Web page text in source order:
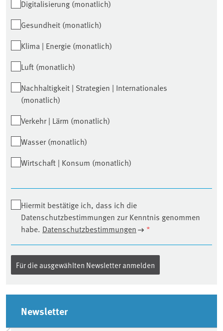
Digitalisierung (monatlich)
Gesundheit (monatlich)
Klima | Energie (monatlich)
Luft (monatlich)
Nachhaltigkeit | Strategien | Internationales
(monatlich)
Verkehr | Lärm (monatlich)
Wasser (monatlich)
Wirtschaft | Konsum (monatlich)
Hiermit bestätige ich, dass ich die
Datenschutzbestimmungen zur Kenntnis genommen
habe. Datenschutzbestimmungen *
Seitenleiste
Newsletter